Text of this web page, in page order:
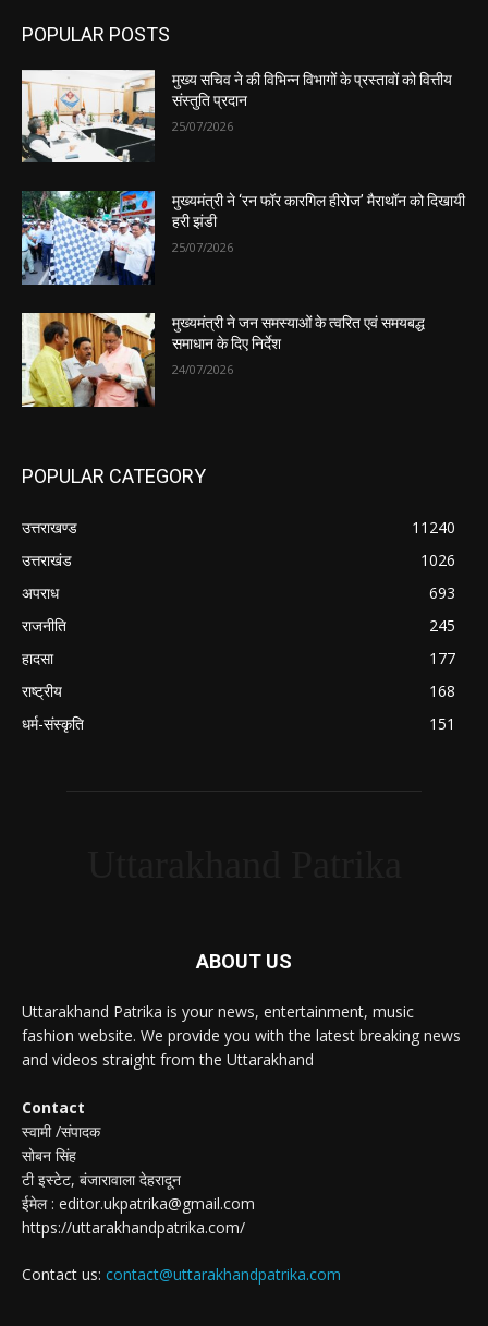
POPULAR POSTS
मुख्य सचिव ने की विभिन्न विभागों के प्रस्तावों को वित्तीय
संस्तुति प्रदान
25/07/2026
मुख्यमंत्री ने ‘रन फॉर कारगिल हीरोज’ मैराथॉन को दिखायी
हरी झंडी
25/07/2026
मुख्यमंत्री ने जन समस्याओं के त्वरित एवं समयबद्ध
समाधान के दिए निर्देश
24/07/2026
POPULAR CATEGORY
उत्तराखण्ड
11240
उत्तराखंड
1026
अपराध
693
राजनीति
245
हादसा
177
राष्ट्रीय
168
धर्म-संस्कृति
151
ABOUT US
Uttarakhand Patrika is your news, entertainment, music
fashion website. We provide you with the latest breaking news
and videos straight from the Uttarakhand
Contact
स्वामी /संपादक
सोबन सिंह
टी इस्टेट, बंजारावाला देहरादून
ईमेल : editor.ukpatrika@gmail.com
https://uttarakhandpatrika.com/
Contact us: contact@uttarakhandpatrika.com